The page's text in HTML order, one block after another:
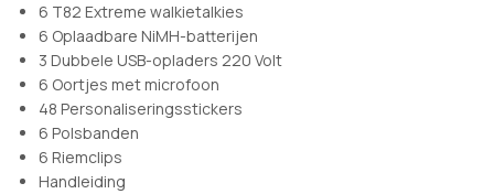
6 T82 Extreme walkietalkies
6 Oplaadbare NiMH-batterijen
3 Dubbele USB-opladers 220 Volt
6 Oortjes met microfoon
48 Personaliseringsstickers
6 Polsbanden
6 Riemclips
Handleiding